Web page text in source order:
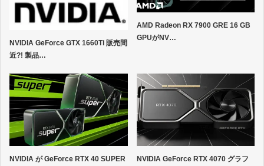
NVIDIA GeForce GTX 1660Ti 販売間
近?! 製品…
AMD Radeon RX 7900 GRE 16 GB
GPUがNV…
NVIDIA が GeForce RTX 40 SUPER
NVIDIA GeForce RTX 4070 グラフ